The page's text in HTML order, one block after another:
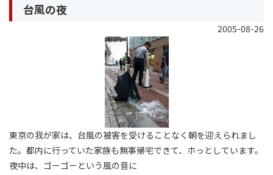
台風の夜
2005-08-26
東京の我が家は、台風の被害を受けることなく朝を迎えられまし
た。都内に行っていた家族も無事帰宅できて、ホっとしています。
夜中は、ゴーゴーという風の音に